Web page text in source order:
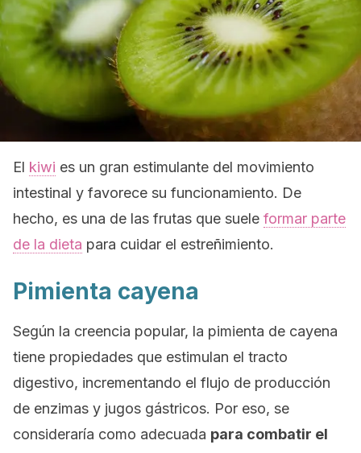
El kiwi es un gran estimulante del movimiento
intestinal y favorece su funcionamiento. De
hecho, es una de las frutas que suele formar parte
de la dieta para cuidar el estreñimiento.
Pimienta cayena
Según la creencia popular, la pimienta de cayena
tiene propiedades que estimulan el tracto
digestivo, incrementando el flujo de producción
de enzimas y jugos gástricos. Por eso, se
consideraría como adecuada para combatir el